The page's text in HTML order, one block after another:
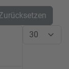
Anzeige #